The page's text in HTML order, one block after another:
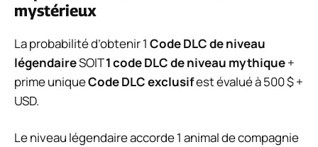
mystérieux
La probabilité d’obtenir 1 Code DLC de niveau
légendaireSOIT1 code DLC de niveau mythique+
prime uniqueCode DLC exclusifest évalué à 500 $ +
USD.
Le niveau légendaire accorde 1 animal de compagnie